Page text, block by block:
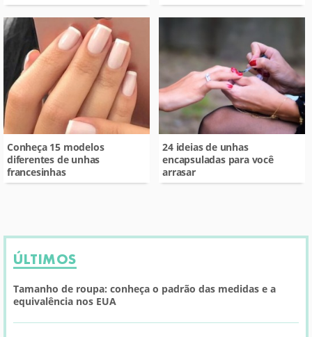
Conheça 15 modelos
diferentes de unhas
francesinhas
24 ideias de unhas
encapsuladas para você
arrasar
ÚLTIMOS
Tamanho de roupa: conheça o padrão das medidas e a
equivalência nos EUA